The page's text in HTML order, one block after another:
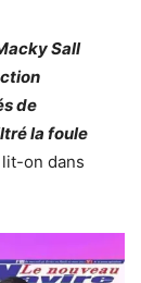
Sall
de
la foule
lit-on dans